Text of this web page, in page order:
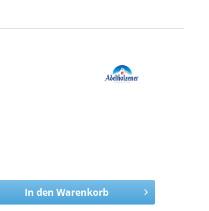
In den Warenkorb